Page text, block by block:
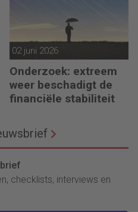
02 juni 2026
Onderzoek: extreem
weer beschadigt de
financiële stabiliteit
checklists, interviews en